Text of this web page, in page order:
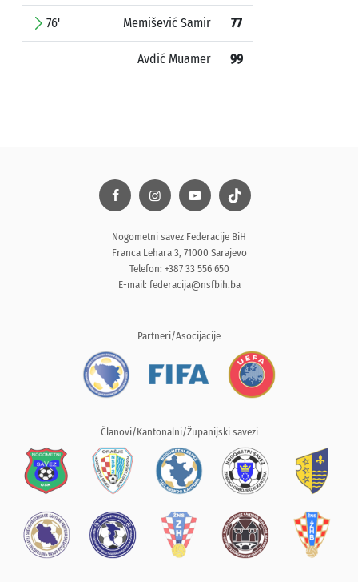
76' Memišević Samir 77
Avdić Muamer 99
Nogometni savez Federacije BiH
Franca Lehara 3, 71000 Sarajevo
Telefon: +387 33 556 650
E-mail: federacija@nsfbih.ba
Partneri/Asocijacije
Članovi/Kantonalni/Županijski savezi